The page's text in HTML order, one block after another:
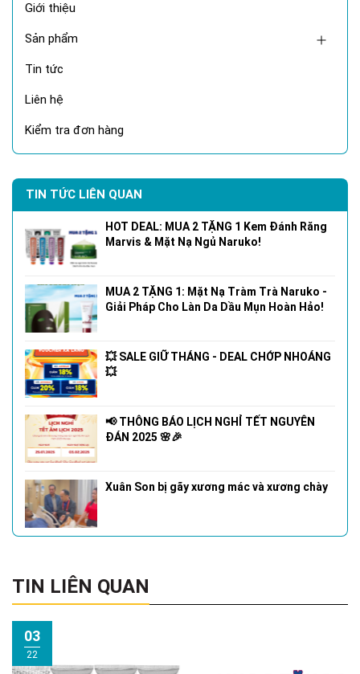
Giới thiệu
Sản phẩm
Tin tức
Liên hệ
Kiểm tra đơn hàng
TIN TỨC LIÊN QUAN
HOT DEAL: MUA 2 TẶNG 1 Kem Đánh Răng
Marvis & Mặt Nạ Ngủ Naruko!
MUA 2 TẶNG 1: Mặt Nạ Tràm Trà Naruko -
Giải Pháp Cho Làn Da Dầu Mụn Hoàn Hảo!
💥 SALE GIỮ THÁNG - DEAL CHỚP NHOÁNG
💥
📢 THÔNG BÁO LỊCH NGHỈ TẾT NGUYÊN
ĐÁN 2025 🌸🎉
Xuân Son bị gãy xương mác và xương chày
TIN LIÊN QUAN
03
22